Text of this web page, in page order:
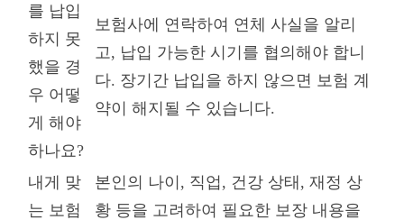
를 납입
하지 못
했을 경
우 어떻
게 해야
하나요?
보험사에 연락하여 연체 사실을 알리
고, 납입 가능한 시기를 협의해야 합니
다. 장기간 납입을 하지 않으면 보험 계
약이 해지될 수 있습니다.
내게 맞
는 보험
본인의 나이, 직업, 건강 상태, 재정 상
황 등을 고려하여 필요한 보장 내용을